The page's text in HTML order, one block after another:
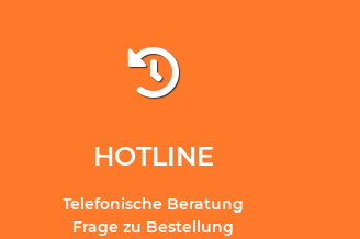
HOTLINE
Telefonische Beratung
Frage zu Bestellung